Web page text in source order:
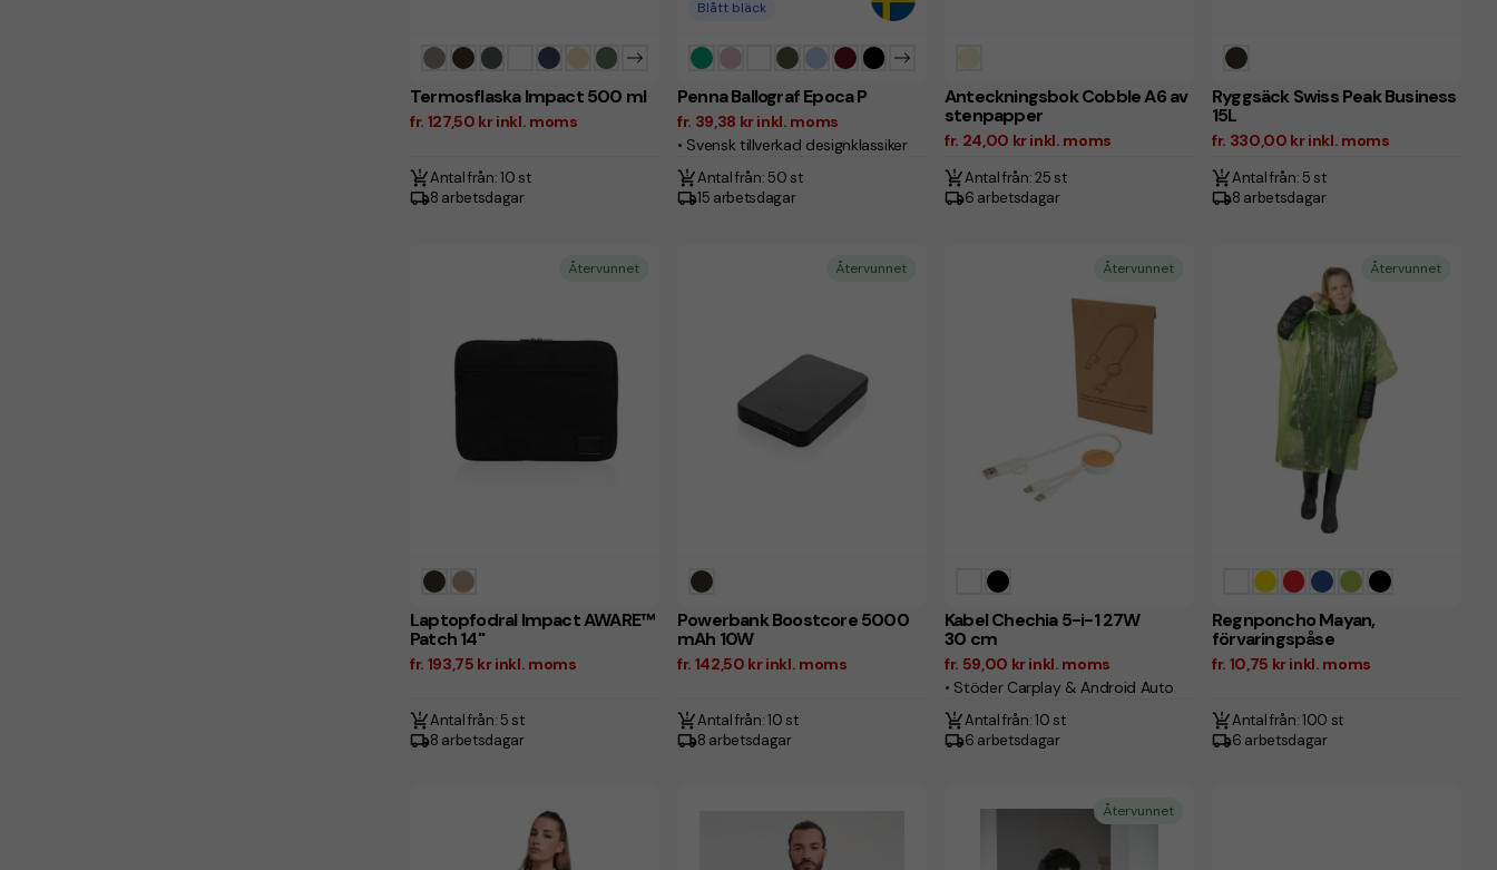
Termosflaska Impact 500 ml
fr. 127,50 kr inkl. moms
Antal från: 10 st
8 arbetsdagar
Blått bläck
Penna Ballograf Epoca P
fr. 39,38 kr inkl. moms
• Svensk tillverkad designklassiker
Antal från: 50 st
15 arbetsdagar
Anteckningsbok Cobble A6 av
stenpapper
fr. 24,00 kr inkl. moms
Antal från: 25 st
6 arbetsdagar
Ryggsäck Swiss Peak Business
15L
fr. 330,00 kr inkl. moms
Antal från: 5 st
8 arbetsdagar
Återvunnet
Laptopfodral Impact AWARE™
Patch 14"
fr. 193,75 kr inkl. moms
Antal från: 5 st
8 arbetsdagar
Återvunnet
Powerbank Boostcore 5000
mAh 10W
fr. 142,50 kr inkl. moms
Antal från: 10 st
8 arbetsdagar
Återvunnet
Kabel Chechia 5-i-1 27W
30 cm
fr. 59,00 kr inkl. moms
• Stöder Carplay & Android Auto
Antal från: 10 st
6 arbetsdagar
Återvunnet
Regnponcho Mayan,
förvaringspåse
fr. 10,75 kr inkl. moms
Antal från: 100 st
6 arbetsdagar
Återvunnet